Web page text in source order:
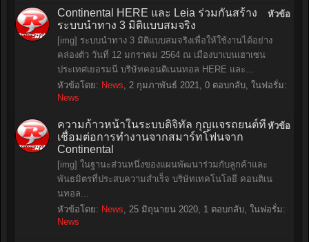
หัวข้อ
Continental HERE และ Leia ร่วมกันสร้าง
ระบบนำทาง 3 มิติแบบสมจริง
[img] ระบบนำทาง 3 มิติแบบสมจริงเพื่อให้ใช้งานได้อย่าง
คล่องตัว วันที่ 12 มกราคม 2564 ณ เมืองบาเบนเฮาเซน
ประเทศเยอรมนี บริษัทคอนติเนนทอล HERE และ...
หัวข้อโดย: News, 2 กุมภาพันธ์ 2021, 0 ตอบกลับ, ในฟอรั่ม:
News
หัวข้อ
ความก้าวหน้าในระบบดิจิทัล กุญแจรถยนต์ที่
เชื่อมต่อการทำงานจากสมาร์ทโฟนจาก
Continental
[img] ในฐานะส่วนหนึ่งของแผนพัฒนาร่วมกับลูกค้าและ
พันธมิตรที่ประสบความสำเร็จ บริษัทเทคโนโลยี คอนติเน
นทอล...
หัวข้อโดย: News, 25 มิถุนายน 2020, 1 ตอบกลับ, ในฟอรั่ม:
News